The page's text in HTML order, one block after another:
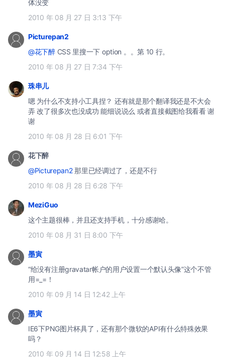
体没变
2010 年 08 月 27 日 3:13 下午
Picturepan2
@花下醉CSS 里搜一下 option 。。第 10 行。
2010 年 08 月 27 日 7:34 下午
珠串儿
嗯 为什么不支持小工具捏？ 还有就是那个翻译我还是不大会
弄 改了很多次也没成功 能细说说么 或者直接截图给我看看 谢
谢
2010 年 08 月 28 日 6:01 下午
花下醉
@Picturepan2那里已经调过了，还是不行
2010 年 08 月 28 日 6:28 下午
MeziGuo
这个主题很棒，并且还支持手机，十分感谢哈。
2010 年 08 月 31 日 8:00 下午
墨寅
“给没有注册gravatar帐户的用户设置一个默认头像”这个不管
用=_=！
2010 年 09 月 14 日 12:42 上午
墨寅
IE6下PNG图片杯具了，还有那个微软的API有什么特殊效果
吗？
2010 年 09 月 14 日 12:58 上午